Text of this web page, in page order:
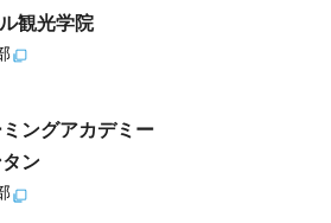
観光学院
ングアカデミー
ン